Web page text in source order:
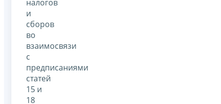
налогов
и
сборов
во
взаимосвязи
с
предписаниями
статей
15 и
18